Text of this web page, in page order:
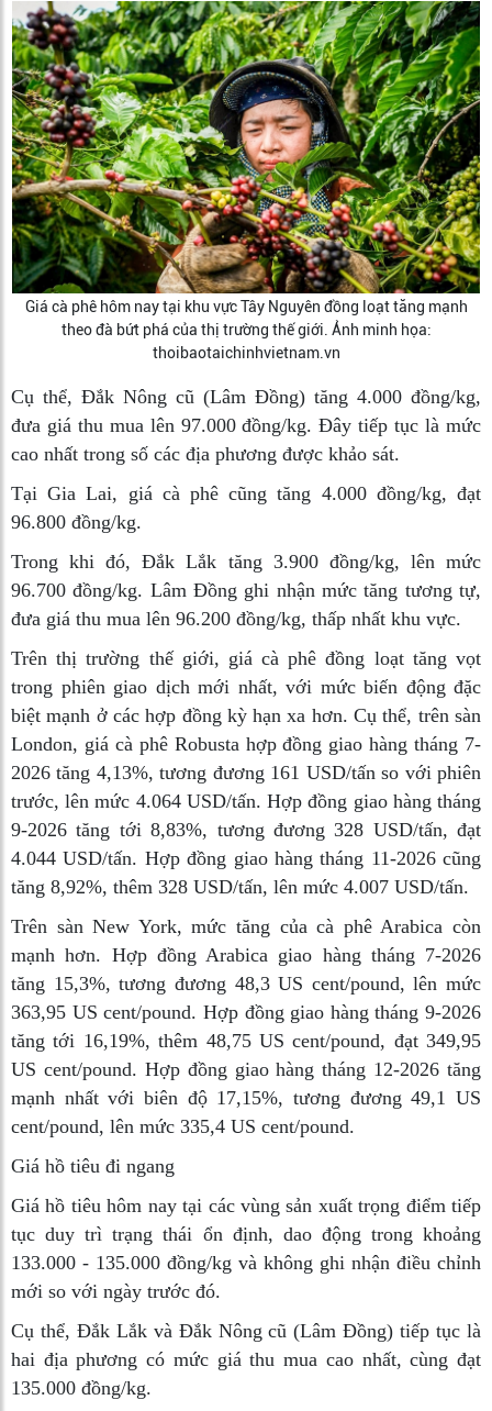
Giá cà phê hôm nay tại khu vực Tây Nguyên đồng loạt tăng mạnh
theo đà bứt phá của thị trường thế giới. Ảnh minh họa:
thoibaotaichinhvietnam.vn
Cụ thể, Đắk Nông cũ (Lâm Đồng) tăng 4.000 đồng/kg,
đưa giá thu mua lên 97.000 đồng/kg. Đây tiếp tục là mức
cao nhất trong số các địa phương được khảo sát.
Tại Gia Lai, giá cà phê cũng tăng 4.000 đồng/kg, đạt
96.800 đồng/kg.
Trong khi đó, Đắk Lắk tăng 3.900 đồng/kg, lên mức
96.700 đồng/kg. Lâm Đồng ghi nhận mức tăng tương tự,
đưa giá thu mua lên 96.200 đồng/kg, thấp nhất khu vực.
Trên thị trường thế giới, giá cà phê đồng loạt tăng vọt
trong phiên giao dịch mới nhất, với mức biến động đặc
biệt mạnh ở các hợp đồng kỳ hạn xa hơn. Cụ thể, trên sàn
London, giá cà phê Robusta hợp đồng giao hàng tháng 7-
2026 tăng 4,13%, tương đương 161 USD/tấn so với phiên
trước, lên mức 4.064 USD/tấn. Hợp đồng giao hàng tháng
9-2026 tăng tới 8,83%, tương đương 328 USD/tấn, đạt
4.044 USD/tấn. Hợp đồng giao hàng tháng 11-2026 cũng
tăng 8,92%, thêm 328 USD/tấn, lên mức 4.007 USD/tấn.
Trên sàn New York, mức tăng của cà phê Arabica còn
mạnh hơn. Hợp đồng Arabica giao hàng tháng 7-2026
tăng 15,3%, tương đương 48,3 US cent/pound, lên mức
363,95 US cent/pound. Hợp đồng giao hàng tháng 9-2026
tăng tới 16,19%, thêm 48,75 US cent/pound, đạt 349,95
US cent/pound. Hợp đồng giao hàng tháng 12-2026 tăng
mạnh nhất với biên độ 17,15%, tương đương 49,1 US
cent/pound, lên mức 335,4 US cent/pound.
Giá hồ tiêu đi ngang
Giá hồ tiêu hôm nay tại các vùng sản xuất trọng điểm tiếp
tục duy trì trạng thái ổn định, dao động trong khoảng
133.000 - 135.000 đồng/kg và không ghi nhận điều chỉnh
mới so với ngày trước đó.
Cụ thể, Đắk Lắk và Đắk Nông cũ (Lâm Đồng) tiếp tục là
hai địa phương có mức giá thu mua cao nhất, cùng đạt
135.000 đồng/kg.